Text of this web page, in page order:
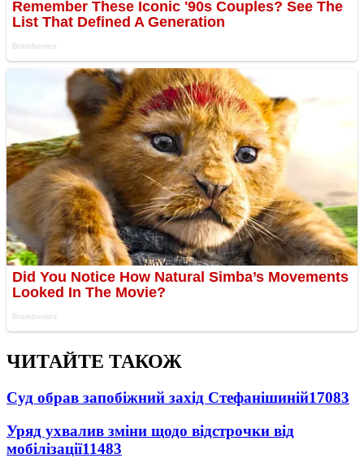
ЧИТАЙТЕ ТАКОЖ
Суд обрав запобіжний захід Стефанішиній17083
Уряд ухвалив зміни щодо відстрочки від
мобілізації11483